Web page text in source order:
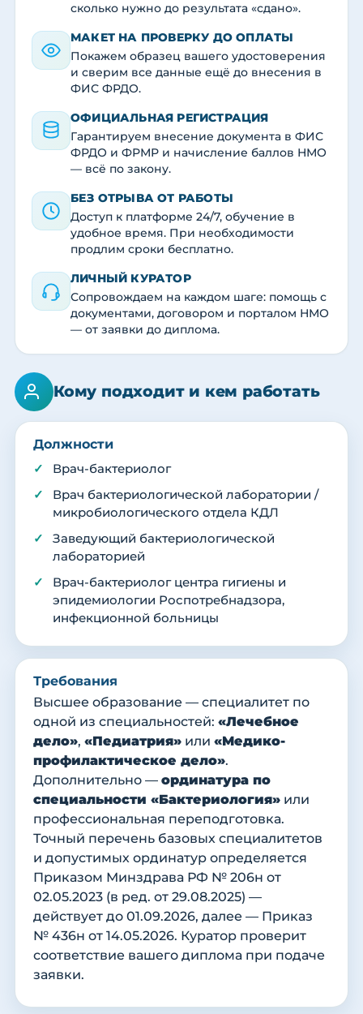
сколько нужно до результата «сдано».
МАКЕТ НА ПРОВЕРКУ ДО ОПЛАТЫ
Покажем образец вашего удостоверения
и сверим все данные ещё до внесения в
ФИС ФРДО.
ОФИЦИАЛЬНАЯ РЕГИСТРАЦИЯ
Гарантируем внесение документа в ФИС
ФРДО и ФРМР и начисление баллов НМО
— всё по закону.
БЕЗ ОТРЫВА ОТ РАБОТЫ
Доступ к платформе 24/7, обучение в
удобное время. При необходимости
продлим сроки бесплатно.
ЛИЧНЫЙ КУРАТОР
Сопровождаем на каждом шаге: помощь с
документами, договором и порталом НМО
— от заявки до диплома.
Кому подходит и кем работать
Должности
Врач-бактериолог
Врач бактериологической лаборатории /
микробиологического отдела КДЛ
Заведующий бактериологической
лабораторией
Врач-бактериолог центра гигиены и
эпидемиологии Роспотребнадзора,
инфекционной больницы
Требования
Высшее образование — специалитет по
одной из специальностей: «Лечебное
дело», «Педиатрия» или «Медико-
профилактическое дело».
Дополнительно — ординатура по
специальности «Бактериология» или
профессиональная переподготовка.
Точный перечень базовых специалитетов
и допустимых ординатур определяется
Приказом Минздрава РФ № 206н от
02.05.2023 (в ред. от 29.08.2025) —
действует до 01.09.2026, далее — Приказ
№ 436н от 14.05.2026. Куратор проверит
соответствие вашего диплома при подаче
заявки.